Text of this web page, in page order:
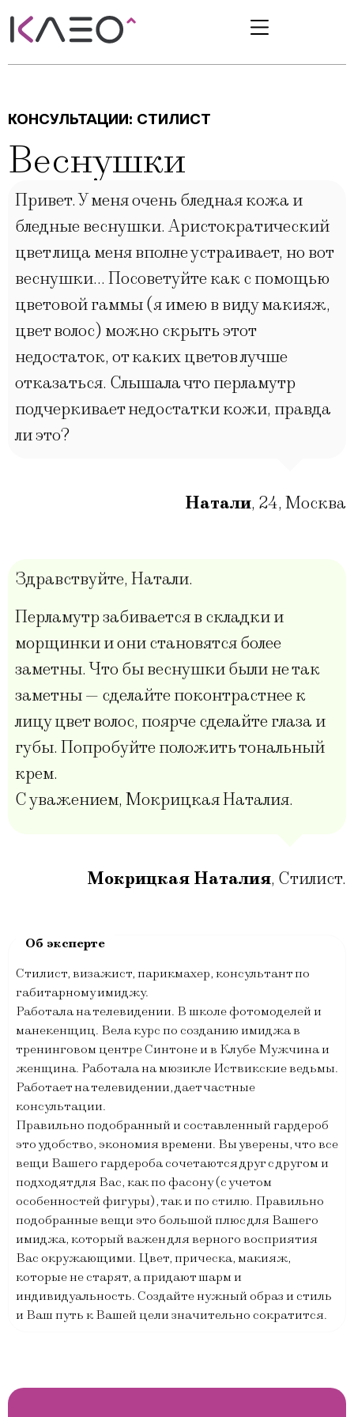
КОНСУЛЬТАЦИИ: СТИЛИСТ
Веснушки
Привет. У меня очень бледная кожа и
бледные веснушки. Аристократический
цвет лица меня вполне устраивает, но вот
веснушки… Посоветуйте как с помощью
цветовой гаммы (я имею в виду макияж,
цвет волос) можно скрыть этот
недостаток, от каких цветов лучше
отказаться. Слышала что перламутр
подчеркивает недостатки кожи, правда
ли это?
Натали, 24, Москва
Здравствуйте, Натали.
Перламутр забивается в складки и
морщинки и они становятся более
заметны. Что бы веснушки были не так
заметны — сделайте поконтрастнее к
лицу цвет волос, поярче сделайте глаза и
губы. Попробуйте положить тональный
крем.
С уважением, Мокрицкая Наталия.
Мокрицкая Наталия, Стилист.
Стилист, визажист, парикмахер, консультант по
габитарному имиджу.
Работала на телевидении. В школе фотомоделей и
манекенщиц. Вела курс по созданию имиджа в
тренинговом центре Синтоне и в Клубе Мужчина и
женщина. Работала на мюзикле Иствикские ведьмы.
Работает на телевидении, дает частные
консультации.
Правильно подобранный и составленный гардероб
это удобство, экономия времени. Вы уверены, что все
вещи Вашего гардероба сочетаются друг с другом и
подходят для Вас, как по фасону (с учетом
особенностей фигуры), так и по стилю. Правильно
подобранные вещи это большой плюс для Вашего
имиджа, который важен для верного восприятия
Вас окружающими. Цвет, прическа, макияж,
которые не старят, а придают шарм и
индивидуальность. Создайте нужный образ и стиль
и Ваш путь к Вашей цели значительно сократится.